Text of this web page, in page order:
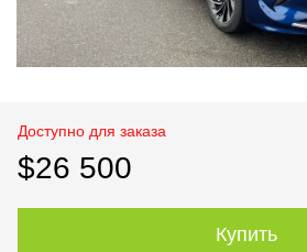
Доступно для заказа
$26 500
Купить